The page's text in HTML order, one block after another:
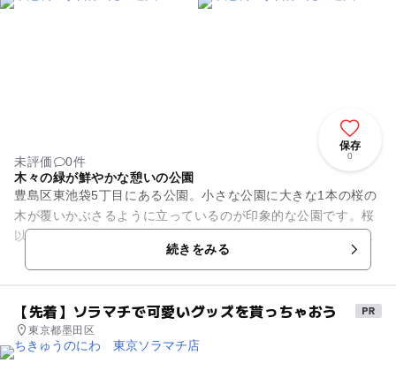
保存
0
未評価
0件
木々の緑が鮮やかな憩いの公園
豊島区東池袋5丁目にある公園。小さな公園に大きな1本の桜の
木が覆いかぶさるように立っているのが印象的な公園です。桜
以外にもさまざまな樹木が茂っており、全体的に緑に囲まれて
続きをみる
【先着】ソラマチで可愛いグッズを貰っちゃおう
東京都墨田区